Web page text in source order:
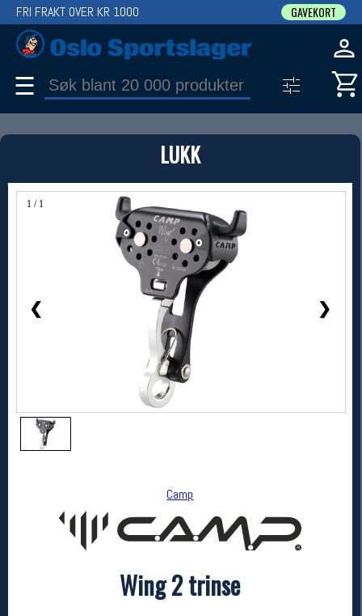
LUKK
1 / 1
❮ ❯
Camp
Wing 2 trinse
FRI FRAKT OVER KR 1000 GAVEKORT
☰
PRODUKT
Produkter (1)
Bruk filter til å spisse søket
Camp
Wing 2 trinse